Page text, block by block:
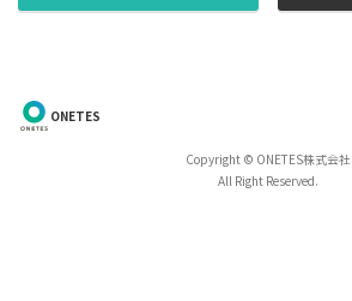
ONETES
Copyright © ONETES株式会社
All Right Reserved.